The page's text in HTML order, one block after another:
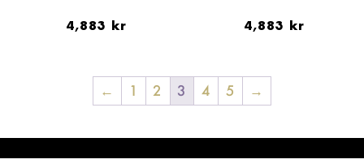
4,883 kr 4,883 kr
← 1 2 3 4 5 →